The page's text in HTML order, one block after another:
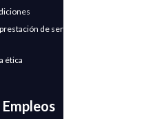
de servicios
ética